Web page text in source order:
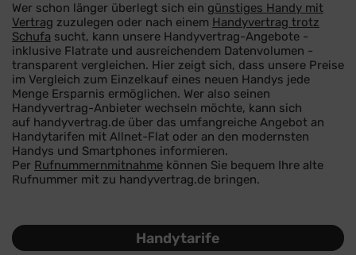
Wer schon länger überlegt sich ein günstiges Handy mit
Vertrag zuzulegen oder nach einem Handyvertrag trotz
Schufa sucht, kann unsere Handyvertrag-Angebote -
inklusive Flatrate und ausreichendem Datenvolumen -
transparent vergleichen. Hier zeigt sich, dass unsere Preise
im Vergleich zum Einzelkauf eines neuen Handys jede
Menge Ersparnis ermöglichen. Wer also seinen
Handyvertrag-Anbieter wechseln möchte, kann sich
auf handyvertrag.de über das umfangreiche Angebot an
Handytarifen mit Allnet-Flat oder an den modernsten
Handys und Smartphones informieren.
Per Rufnummernmitnahme können Sie bequem Ihre alte
Rufnummer mit zu handyvertrag.de bringen.
Handytarife